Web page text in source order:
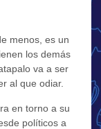
menos, es un
los demás
va a ser
al que odiar.
en torno a su
políticos a